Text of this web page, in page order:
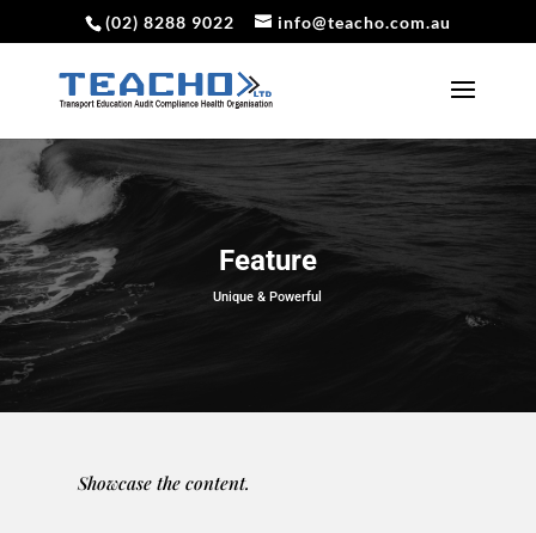
(02) 8288 9022 info@teacho.com.au
Feature
Unique & Powerful
Showcase the content.